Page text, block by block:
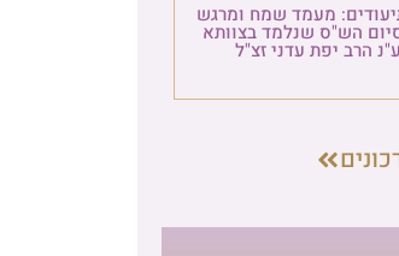
מעמד שמח ומרגש
הש"ס שנלמד בצוותא
הרב יפת עדני זצ"ל